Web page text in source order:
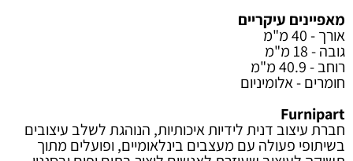
מאפיינים עיקריים
אורך - 40 מ"מ
גובה - 18 מ"מ
רוחב - 40.9 מ"מ
חומרים - אלומיניום
Furnipart
חברת עיצוב דנית לידיות איכותיות, הנוהגת לשלב עיצובים
בשיתופי פעולה עם מעצבים בינלאומיים, ופועלים מתוך